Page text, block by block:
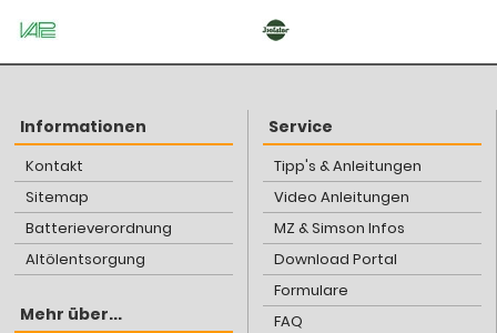
Informationen
Kontakt
Sitemap
Batterieverordnung
Altölentsorgung
Mehr über...
Service
Tipp's & Anleitungen
Video Anleitungen
MZ & Simson Infos
Download Portal
Formulare
FAQ